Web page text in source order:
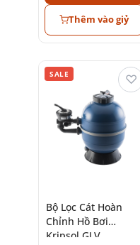
Thêm vào giỷ
SALE
Bộ Lọc Cát Hoàn
Chỉnh Hồ Bơi
Kripsol GLV
♡